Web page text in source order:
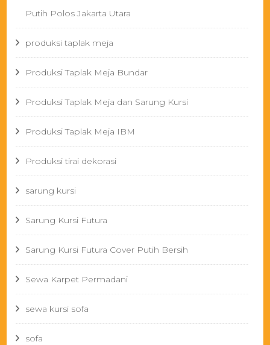
Putih Polos Jakarta Utara
produksi taplak meja
Produksi Taplak Meja Bundar
Produksi Taplak Meja dan Sarung Kursi
Produksi Taplak Meja IBM
Produksi tirai dekorasi
sarung kursi
Sarung Kursi Futura
Sarung Kursi Futura Cover Putih Bersih
Sewa Karpet Permadani
sewa kursi sofa
sofa